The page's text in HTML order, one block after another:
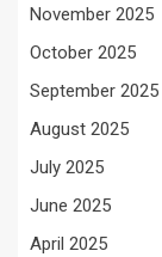
November 2025
October 2025
September 2025
August 2025
July 2025
June 2025
April 2025